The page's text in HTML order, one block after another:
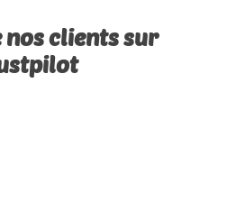
nos clients sur